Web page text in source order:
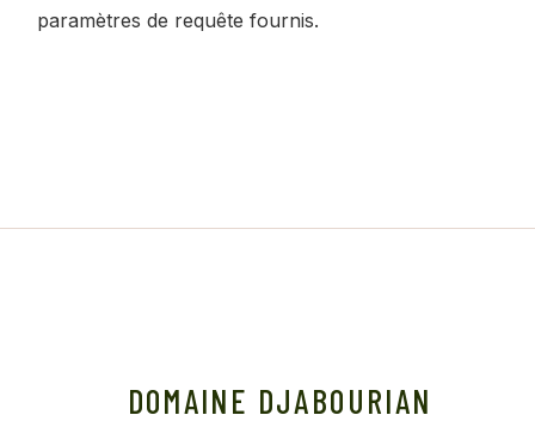
paramètres de requête fournis.
DOMAINE DJABOURIAN